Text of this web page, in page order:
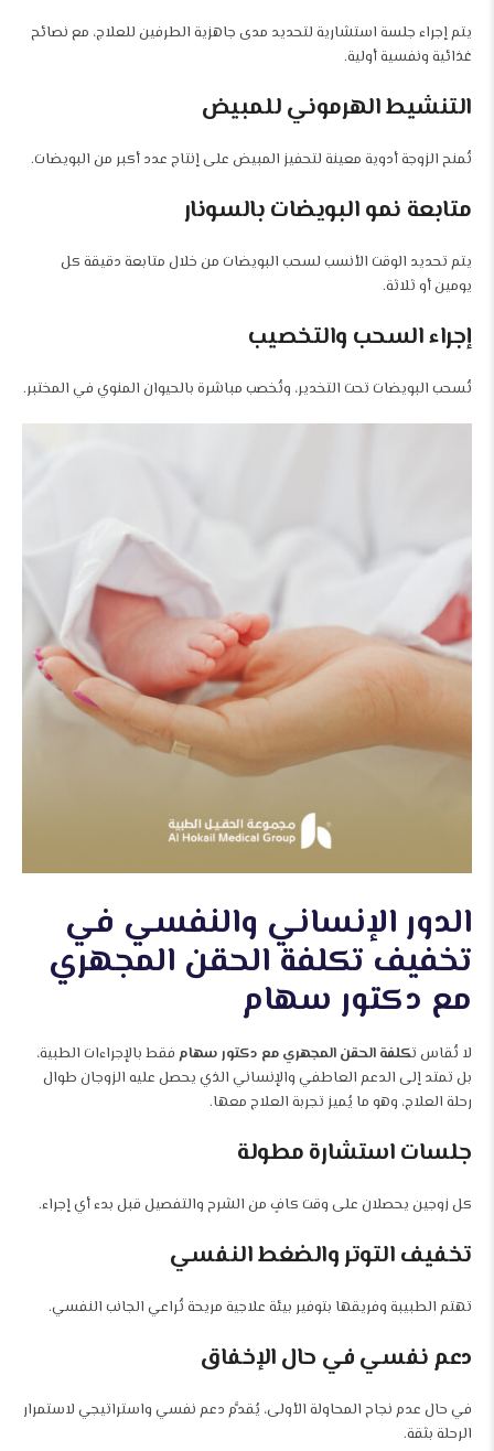
يتم إجراء جلسة استشارية لتحديد مدى جاهزية الطرفين للعلاج، مع نصائح
غذائية ونفسية أولية.
التنشيط الهرموني للمبيض
تُمنح الزوجة أدوية معينة لتحفيز المبيض على إنتاج عدد أكبر من البويضات.
متابعة نمو البويضات بالسونار
يتم تحديد الوقت الأنسب لسحب البويضات من خلال متابعة دقيقة كل
يومين أو ثلاثة.
إجراء السحب والتخصيب
تُسحب البويضات تحت التخدير، وتُخصب مباشرة بالحيوان المنوي في المختبر.
الدور الإنساني والنفسي في
تخفيف تكلفة الحقن المجهري
مع دكتور سهام
لا تُقاس تكلفة الحقن المجهري مع دكتور سهام فقط بالإجراءات الطبية،
بل تمتد إلى الدعم العاطفي والإنساني الذي يحصل عليه الزوجان طوال
رحلة العلاج، وهو ما يُميز تجربة العلاج معها.
جلسات استشارة مطولة
كل زوجين يحصلان على وقت كافٍ من الشرح والتفصيل قبل بدء أي إجراء.
تخفيف التوتر والضغط النفسي
تهتم الطبيبة وفريقها بتوفير بيئة علاجية مريحة تُراعي الجانب النفسي.
دعم نفسي في حال الإخفاق
في حال عدم نجاح المحاولة الأولى، يُقدَّم دعم نفسي واستراتيجي لاستمرار
الرحلة بثقة.